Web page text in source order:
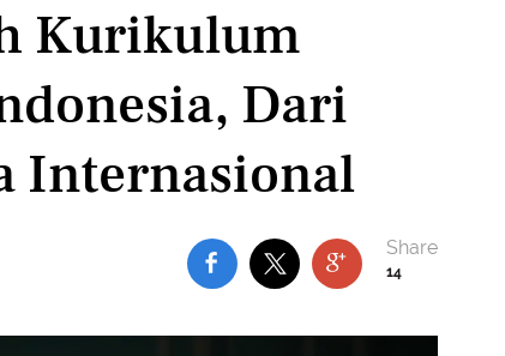
Kurikulum
Dari
Internasional
14